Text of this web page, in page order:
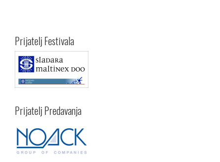
Prijatelj Festivala
Prijatelj Predavanja